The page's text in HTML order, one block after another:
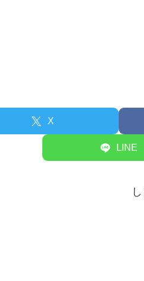
X
LINE